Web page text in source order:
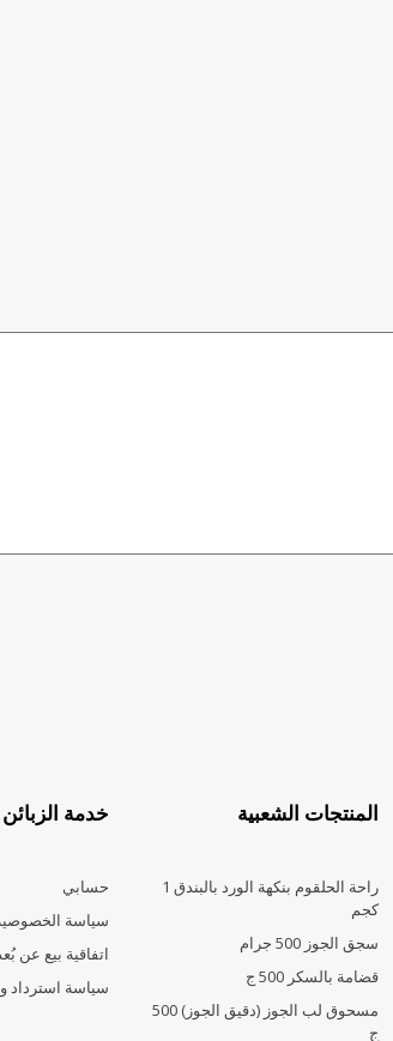
المنتجات الشعبية
راحة الحلقوم بنكهة الورد بالبندق 1
كجم
سجق الجوز 500 جرام
قضامة بالسكر 500 ج
مسحوق لب الجوز (دقيق الجوز) 500
ج
خدمة الزبائن
حسابي
سياسة
اتفاقية بيع عن
سياسة استرداد